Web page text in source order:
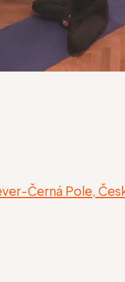
Černá Pole,